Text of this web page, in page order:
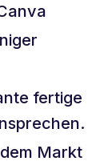
fertige
Markt